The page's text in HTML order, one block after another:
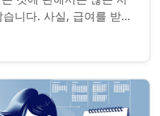
니다. 사실, 급여를 받거